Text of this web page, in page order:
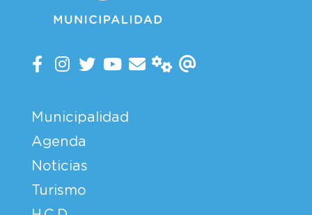
Municipalidad
Agenda
Noticias
Turismo